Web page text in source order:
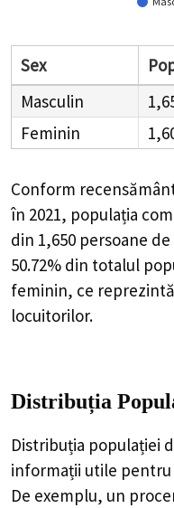
Sex
Masculin
Feminin
Conform
în 2021, populația
din 1,650 persoane
50.72% din totalul
feminin, ce reprezintă
locuitorilor.
Distribuția
Distribuția populației
informații utile
De exemplu, un